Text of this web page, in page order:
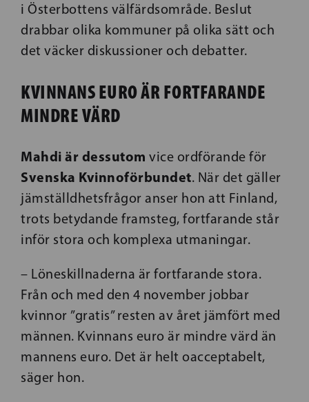
i Österbottens välfärdsområde. Beslut
drabbar olika kommuner på olika sätt och
det väcker diskussioner och debatter.
KVINNANS EURO ÄR FORTFARANDE
MINDRE VÄRD
Mahdi är dessutom vice ordförande för
Svenska Kvinnoförbundet. När det gäller
jämställdhetsfrågor anser hon att Finland,
trots betydande framsteg, fortfarande står
inför stora och komplexa utmaningar.
– Löneskillnaderna är fortfarande stora.
Från och med den 4 november jobbar
kvinnor ”gratis” resten av året jämfört med
männen. Kvinnans euro är mindre värd än
mannens euro. Det är helt oacceptabelt,
säger hon.